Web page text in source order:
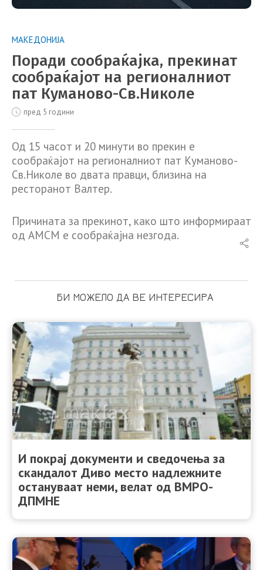
МАКЕДОНИЈА
Поради сообраќајка, прекинат
сообраќајот на регионалниот
пат Куманово-Св.Николе
пред 5 години
Од 15 часот и 20 минути во прекин е
сообраќајот на регионалниот пат Куманово-
Св.Николе во двата правци, близина на
ресторанот Валтер.
Причината за прекинот, како што информираат
од АМСМ е сообраќајна незгода.
БИ МОЖЕЛО ДА ВЕ ИНТЕРЕСИРА
И покрај документи и сведочења за
скандалот Диво место надлежните
остануваат неми, велат од ВМРО-
ДПМНЕ